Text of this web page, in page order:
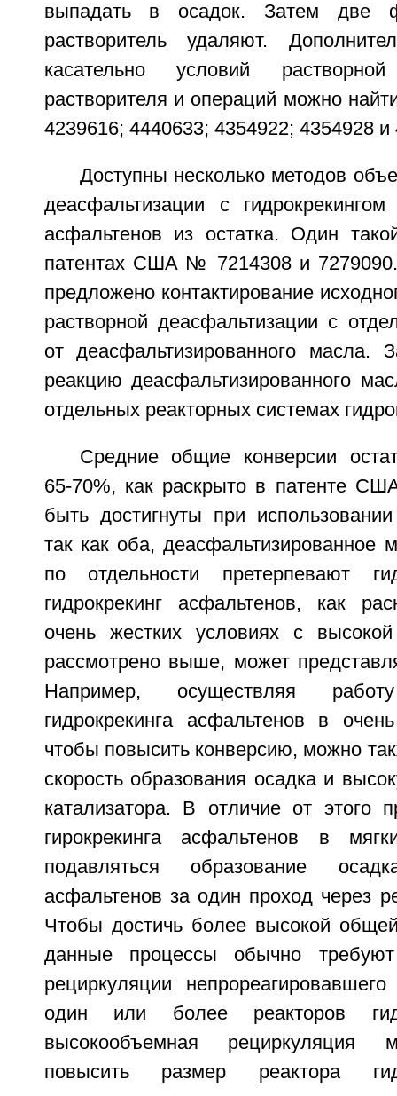
выпадать в осадок. Затем две
растворитель удаляют.
касательно условий растворной
растворителя и операций можно
4239616; 4440633; 4354922; 4354928 и
Доступны несколько методов
деасфальтизации с
асфальтенов из остатка. Один
патентах США № 7214308 и
предложено контактирование
растворной деасфальтизации с
от деасфальтизированного масла.
реакцию деасфальтизированного
отдельных реакторных системах
Средние общие конверсии
65-70%, как раскрыто в патенте
быть достигнуты при
так как оба, деасфальтизированное
по отдельности претерпевают
гидрокрекинг асфальтенов, как
очень жестких условиях с
рассмотрено выше, может
Например, осуществляя
гидрокрекинга асфальтенов в
чтобы повысить конверсию, можно
скорость образования осадка и
катализатора. В отличие от этого
гирокрекинга асфальтенов в
подавляться образование
асфальтенов за один проход через
Чтобы достичь более высокой
данные процессы обычно
рециркуляции
один или более реакторов
высокообъемная рециркуляция
повысить размер реактора